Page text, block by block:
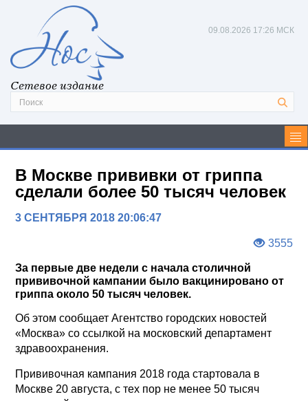
Сетевое издание
09.08.2026 17:26 МСК
В Москве прививки от гриппа
сделали более 50 тысяч человек
3 СЕНТЯБРЯ 2018 20:06:47
3555
За первые две недели с начала столичной
прививочной кампании было вакцинировано от
гриппа около 50 тысяч человек.
Об этом сообщает Агентство городских новостей
«Москва» со ссылкой на московский департамент
здравоохранения.
Прививочная кампания 2018 года стартовала в
Москве 20 августа, с тех пор не менее 50 тысяч